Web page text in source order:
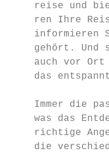
reise und
ren Ihre
informieren
gehört. Und
auch vor Ort
das
Immer die
was das
richtige
die